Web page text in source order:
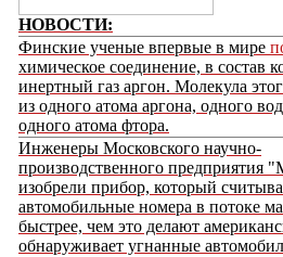
НОВОСТИ:
Финские ученые впервые в мире
химическое соединение, в состав
инертный газ аргон. Молекула
из одного атома аргона, одного
одного атома фтора.
Инженеры Московского научно-
производственного предприятия
изобрели прибор, который
автомобильные номера в потоке
быстрее, чем это делают
обнаруживает угнанные